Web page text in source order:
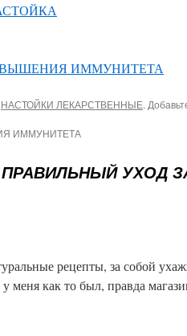
ИММУНИТЕТА
НАСТОЙКИ ЛЕКАРСТВЕННЫЕ.
ИММУНИТЕТА
ПРАВИЛЬНЫЙ УХОД
рецепты, за собой
у меня как то был, правда